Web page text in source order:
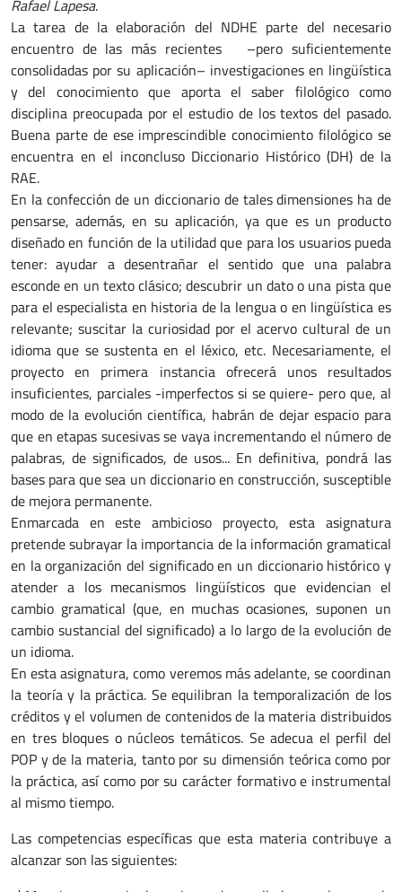
Rafael Lapesa.
La tarea de la elaboración del NDHE parte del necesario
encuentro de las más recientes –pero suficientemente
consolidadas por su aplicación– investigaciones en lingüística
y del conocimiento que aporta el saber filológico como
disciplina preocupada por el estudio de los textos del pasado.
Buena parte de ese imprescindible conocimiento filológico se
encuentra en el inconcluso Diccionario Histórico (DH) de la
RAE.
En la confección de un diccionario de tales dimensiones ha de
pensarse, además, en su aplicación, ya que es un producto
diseñado en función de la utilidad que para los usuarios pueda
tener: ayudar a desentrañar el sentido que una palabra
esconde en un texto clásico; descubrir un dato o una pista que
para el especialista en historia de la lengua o en lingüística es
relevante; suscitar la curiosidad por el acervo cultural de un
idioma que se sustenta en el léxico, etc. Necesariamente, el
proyecto en primera instancia ofrecerá unos resultados
insuficientes, parciales -imperfectos si se quiere- pero que, al
modo de la evolución científica, habrán de dejar espacio para
que en etapas sucesivas se vaya incrementando el número de
palabras, de significados, de usos... En definitiva, pondrá las
bases para que sea un diccionario en construcción, susceptible
de mejora permanente.
Enmarcada en este ambicioso proyecto, esta asignatura
pretende subrayar la importancia de la información gramatical
en la organización del significado en un diccionario histórico y
atender a los mecanismos lingüísticos que evidencian el
cambio gramatical (que, en muchas ocasiones, suponen un
cambio sustancial del significado) a lo largo de la evolución de
un idioma.
En esta asignatura, como veremos más adelante, se coordinan
la teoría y la práctica. Se equilibran la temporalización de los
créditos y el volumen de contenidos de la materia distribuidos
en tres bloques o núcleos temáticos. Se adecua el perfil del
POP y de la materia, tanto por su dimensión teórica como por
la práctica, así como por su carácter formativo e instrumental
al mismo tiempo.
Las competencias específicas que esta materia contribuye a
alcanzar son las siguientes: